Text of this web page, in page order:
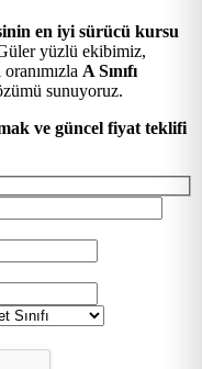
en iyi sürücü kursu
yüzlü ekibimiz,
A Sınıfı
sunuyoruz.
ve güncel fiyat teklifi